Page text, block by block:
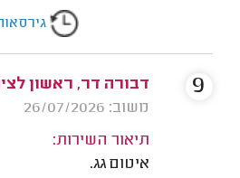
דבורה דר, ראשון
משוב: 26/07/2026
תיאור השירות:
איטום גג.
9